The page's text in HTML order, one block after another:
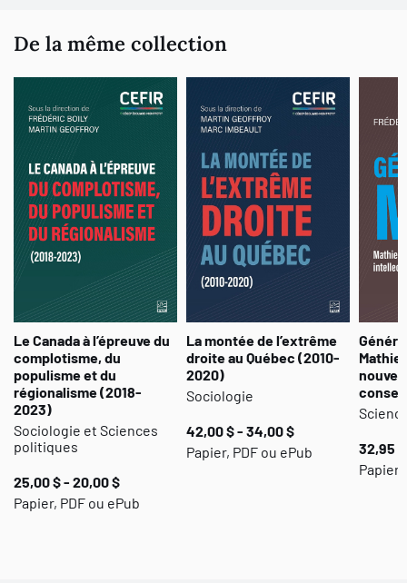
De la même collection
Le Canada à l’épreuve du
complotisme, du
populisme et du
régionalisme (2018-
2023)
Sociologie et Sciences
politiques
25,00 $ - 20,00 $
Papier, PDF ou ePub
La montée de l’extrême
droite au Québec (2010-
2020)
Sociologie
42,00 $ - 34,00 $
Papier, PDF ou ePub
32,95
Papier,